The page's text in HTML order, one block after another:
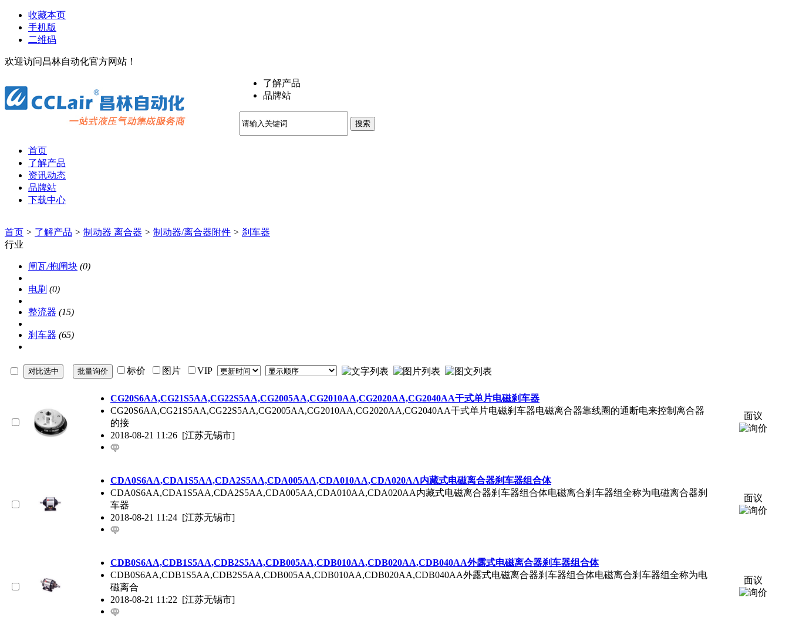
收藏本页
手机版
二维码
欢迎访问昌林自动化官方网站！
了解产品
品牌站
搜索
首页
了解产品
资讯动态
品牌站
下载中心
首页 > 了解产品 > 制动器 离合器 > 制动器/离合器附件 > 刹车器
行业
闸瓦/抱闸块 (0)
电刷 (0)
整流器 (15)
刹车器 (65)
标价 图片 VIP
CG20S6AA,CG21S5AA,CG22S5AA,CG2005AA,CG2010AA,CG2020AA,CG2040AA干式单片电磁刹车器
CG20S6AA,CG21S5AA,CG22S5AA,CG2005AA,CG2010AA,CG2020AA,CG2040AA干式单片电磁刹车器电磁离合器靠线圈的通断电来控制离合器
的接
2018-08-21 11:26 [江苏无锡市]
面议
CDA0S6AA,CDA1S5AA,CDA2S5AA,CDA005AA,CDA010AA,CDA020AA内藏式电磁离合器刹车器组合体
CDA0S6AA,CDA1S5AA,CDA2S5AA,CDA005AA,CDA010AA,CDA020AA内藏式电磁离合器刹车器组合体电磁离合刹车器组全称为电磁离合器刹
车器
2018-08-21 11:24 [江苏无锡市]
面议
CDB0S6AA,CDB1S5AA,CDB2S5AA,CDB005AA,CDB010AA,CDB020AA,CDB040AA外露式电磁离合器刹车器组合体
CDB0S6AA,CDB1S5AA,CDB2S5AA,CDB005AA,CDB010AA,CDB020AA,CDB040AA外露式电磁离合器刹车器组合体电磁离合刹车器组全称为电
磁离合
2018-08-21 11:22 [江苏无锡市]
面议